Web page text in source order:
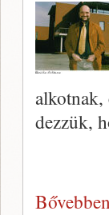
dezzük,
Bővebben